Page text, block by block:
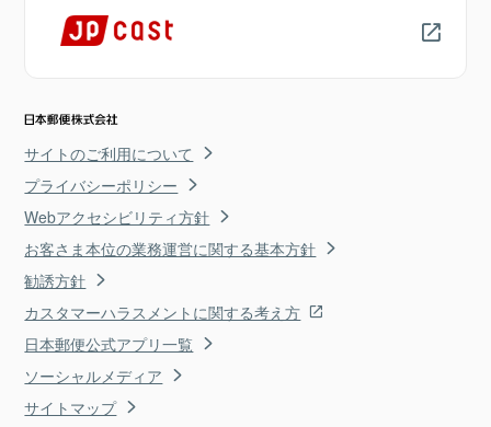
サイトのご利用について
プライバシーポリシー
Webアクセシビリティ方針
お客さま本位の業務運営に関する基本方針
勧誘方針
カスタマーハラスメントに関する考え方
日本郵便公式アプリ一覧
ソーシャルメディア
サイトマップ